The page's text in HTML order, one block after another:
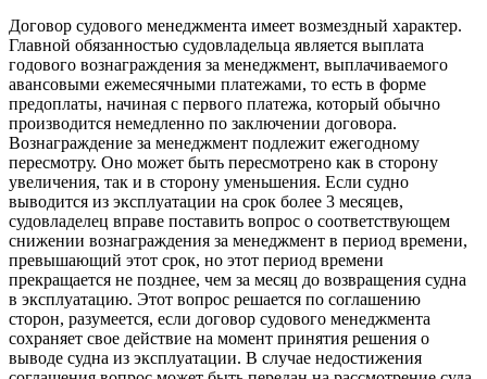
Договор судового менеджмента имеет возмездный характер.
Главной обязанностью судовладельца является выплата
годового вознаграждения за менеджмент, выплачиваемого
авансовыми ежемесячными платежами, то есть в форме
предоплаты, начиная с первого платежа, который обычно
производится немедленно по заключении договора.
Вознаграждение за менеджмент подлежит ежегодному
пересмотру. Оно может быть пересмотрено как в сторону
увеличения, так и в сторону уменьшения. Если судно
выводится из эксплуатации на срок более 3 месяцев,
судовладелец вправе поставить вопрос о соответствующем
снижении вознаграждения за менеджмент в период времени,
превышающий этот срок, но этот период времени
прекращается не позднее, чем за месяц до возвращения судна
в эксплуатацию. Этот вопрос решается по соглашению
сторон, разумеется, если договор судового менеджмента
сохраняет свое действие на момент принятия решения о
выводе судна из эксплуатации. В случае недостижения